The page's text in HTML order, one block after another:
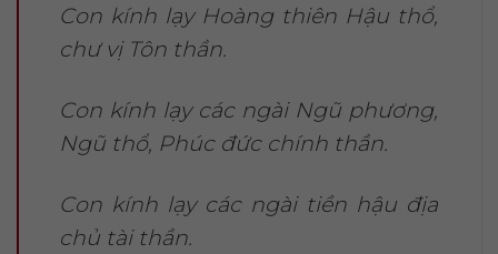
Con kính lạy Hoàng thiên Hậu thổ,
chư vị Tôn thần.
Con kính lạy các ngài Ngũ phương,
Ngũ thổ, Phúc đức chính thần.
Con kính lạy các ngài tiền hậu địa
chủ tài thần.